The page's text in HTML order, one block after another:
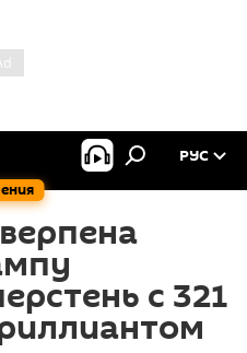
РУС
с 321